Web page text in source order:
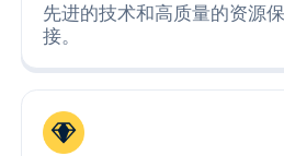
先进的技术和高质量的资源
接。